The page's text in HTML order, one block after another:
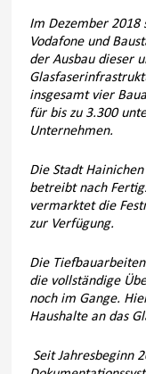
Im Dezember 2018
Vodafone und
der Ausbau dieser
insgesamt vier
für bis zu 3.300
Unternehmen.
Die Stadt
betreibt nach
vermarktet die
zur Verfügung.
Die
die vollständige
noch im Gange.
Haushalte an das
Seit Jahresbeginn